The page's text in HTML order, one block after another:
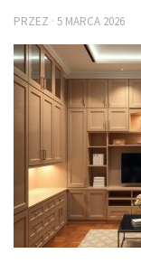
PRZEZ · 5 MARCA 2026